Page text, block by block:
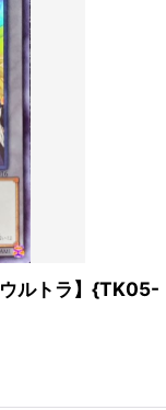
ルトラ】{TK05-